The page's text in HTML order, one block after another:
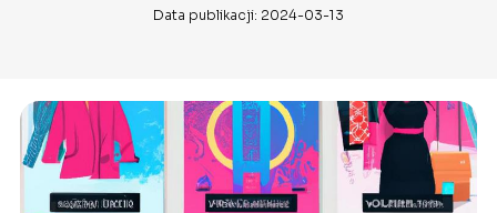
Data publikacji: 2024-03-13